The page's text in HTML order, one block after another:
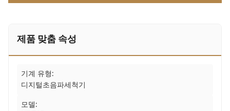
제품 맞춤 속성
기계 유형:
디지털초음파세척기
모델: